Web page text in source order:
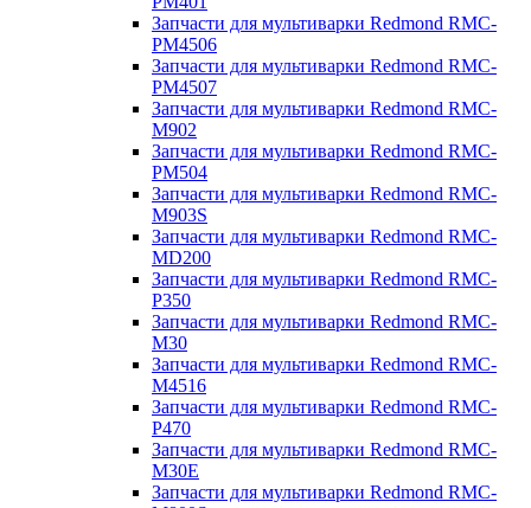
Запчасти для мультиварки Redmond RMC-
PM4506
Запчасти для мультиварки Redmond RMC-
PM4507
Запчасти для мультиварки Redmond RMC-
M902
Запчасти для мультиварки Redmond RMC-
PM504
Запчасти для мультиварки Redmond RMC-
M903S
Запчасти для мультиварки Redmond RMC-
MD200
Запчасти для мультиварки Redmond RMC-
P350
Запчасти для мультиварки Redmond RMC-
M30
Запчасти для мультиварки Redmond RMC-
M4516
Запчасти для мультиварки Redmond RMC-
P470
Запчасти для мультиварки Redmond RMC-
M30E
Запчасти для мультиварки Redmond RMC-